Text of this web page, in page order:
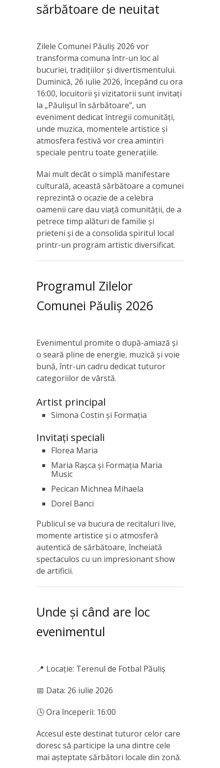
sărbătoare de neuitat
Zilele Comunei Păuliș 2026 vor
transforma comuna într-un loc al
bucuriei, tradițiilor și divertismentului.
Duminică, 26 iulie 2026, începând cu ora
16:00, locuitorii și vizitatorii sunt invitați
la „Păulișul în sărbătoare”, un
eveniment dedicat întregii comunități,
unde muzica, momentele artistice și
atmosfera festivă vor crea amintiri
speciale pentru toate generațiile.
Mai mult decât o simplă manifestare
culturală, această sărbătoare a comunei
reprezintă o ocazie de a celebra
oamenii care dau viață comunității, de a
petrece timp alături de familie și
prieteni și de a consolida spiritul local
printr-un program artistic diversificat.
Programul Zilelor
Comunei Păuliș 2026
Evenimentul promite o după-amiază și
o seară pline de energie, muzică și voie
bună, într-un cadru dedicat tuturor
categoriilor de vârstă.
Artist principal
Simona Costin și Formația
Invitați speciali
Florea Maria
Maria Rașca și Formația Maria
Music
Pecican Michnea Mihaela
Dorel Banci
Publicul se va bucura de recitaluri live,
momente artistice și o atmosferă
autentică de sărbătoare, încheiată
spectaculos cu un impresionant show
de artificii.
Unde și când are loc
evenimentul
📍 Locație: Terenul de Fotbal Păuliș
📅 Data: 26 iulie 2026
🕓 Ora începerii: 16:00
Accesul este destinat tuturor celor care
doresc să participe la una dintre cele
mai așteptate sărbători locale din zonă.